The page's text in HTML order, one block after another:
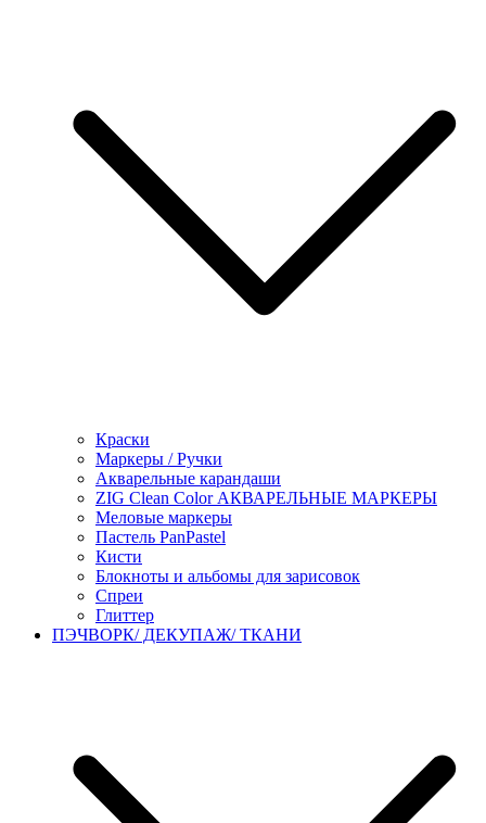
Краски
Маркеры / Ручки
Акварельные карандаши
ZIG Clean Color АКВАРЕЛЬНЫЕ МАРКЕРЫ
Меловые маркеры
Пастель PanPastel
Кисти
Блокноты и альбомы для зарисовок
Спреи
Глиттер
ПЭЧВОРК/ ДЕКУПАЖ/ ТКАНИ